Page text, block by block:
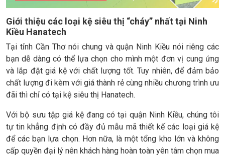
Giới thiệu các loại kệ siêu thị “cháy” nhất tại Ninh
Kiều Hanatech
Tại tỉnh Cần Thơ nói chung và quận Ninh Kiều nói riêng các
bạn dễ dàng có thể lựa chọn cho mình một đơn vị cung ứng
và lắp đặt giá kệ với chất lượng tốt. Tuy nhiên, để đảm bảo
chất lượng đi kèm với giá thành rẻ cùng nhiều chương trình ưu
đãi thì chỉ có tại kệ siêu thị Hanatech.
Với bộ sưu tập giá kệ đang có tại quận Ninh Kiều, chúng tôi
tự tin khẳng định có đầy đủ mẫu mã thiết kế các loại giá kệ
để các bạn lựa chọn. Hơn nữa, là một tổng kho lớn và không
cấp quyền đại lý nên khách hàng hoàn toàn yên tâm chọn mua